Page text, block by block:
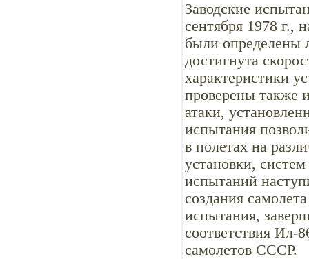
Заводские
сентября 1978 г.,
были определены
достигнута
характеристики
проверены также
атаки,
испытания
в полетах на
установки,
испытаний
создания
испытания,
соответствия Ил-
самолетов СССР.